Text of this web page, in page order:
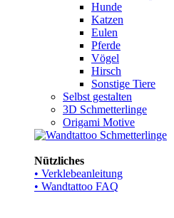
Hunde
Katzen
Eulen
Pferde
Vögel
Hirsch
Sonstige Tiere
Selbst gestalten
3D Schmetterlinge
Origami Motive
Nützliches
• Verklebeanleitung
• Wandtattoo FAQ